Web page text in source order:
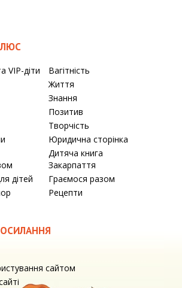
VIP-діти
Вагітність
Життя
Знання
Позитив
Творчість
Юридична сторінка
Дитяча книга
Закарпаття
дітей
Граємося разом
Рецепти
сайтом